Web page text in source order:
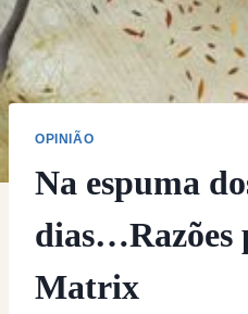
OPINIÃO
Na espuma
dias…Razões
Matrix